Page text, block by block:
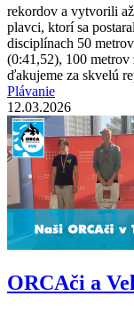
rekordov a vytvorili
plavci, ktorí sa
disciplínach 50
(0:41,52), 100
ďakujeme za skvelú
Plávanie
12.03.2026
ORCAči a